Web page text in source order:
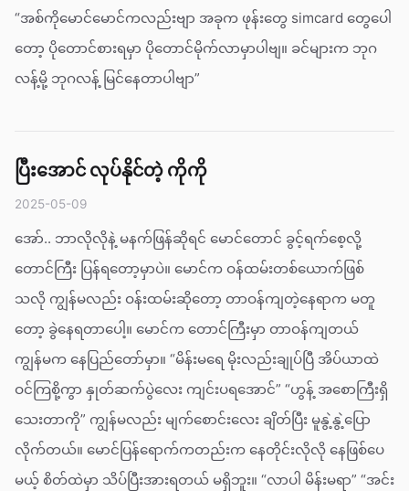
“အစ်ကိုမောင်မောင်ကလည်းဗျာ အခုက ဖုန်းတွေ simcard တွေပေါ
တော့ ပိုတောင်စားရမှာ ပိုတောင်မိုက်လာမှာပါဗျ။ ခင်များက ဘုဂ
လန့်မို့ ဘုဂလန့် မြင်နေတာပါဗျာ”
ပြီးအောင် လုပ်နိုင်တဲ့ ကိုကို
2025-05-09
အော်.. ဘာလိုလိုနဲ့ မနက်ဖြန်ဆိုရင် မောင်တောင် ခွင့်ရက်စေ့လို့
တောင်ကြီး ပြန်ရတော့မှာပဲ။ မောင်က ဝန်ထမ်းတစ်ယောက်ဖြစ်
သလို ကျွန်မလည်း ဝန်းထမ်းဆိုတော့ တာဝန်ကျတဲ့နေရာက မတူ
တော့ ခွဲနေရတာပေါ့။ မောင်က တောင်ကြီးမှာ တာဝန်ကျတယ်
ကျွန်မက နေပြည်တော်မှာ။ “မိန်းမရေ မိုးလည်းချုပ်ပြီ အိပ်ယာထဲ
ဝင်ကြစို့ကွာ နှုတ်ဆက်ပွဲလေး ကျင်းပရအောင်” “ဟွန့် အစောကြီးရှိ
သေးတာကို” ကျွန်မလည်း မျက်စောင်းလေး ချိတ်ပြီး မူနွဲ့နွဲ့ပြော
လိုက်တယ်။ မောင်ပြန်ရောက်ကတည်းက နေတိုင်းလိုလို နေဖြစ်ပေ
မယ့် စိတ်ထဲမှာ သိပ်ပြီးအားရတယ် မရှိဘူး။ “လာပါ မိန်းမရာ” “အင်း